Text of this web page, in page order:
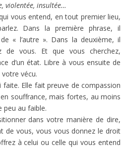
violentée, insultée…
vous entend, en tout premier lieu,
Dans la première phrase, il
« l’autre ». Dans la deuxième, il
de vous. Et que vous cherchez,
d’un état. Libre à vous ensuite de
vécu.
Elle fait preuve de compassion
souffrance, mais fortes, au moins
peu au faible.
dans votre manière de dire,
de vous, vous vous donnez le droit
à celui ou celle qui vous entend